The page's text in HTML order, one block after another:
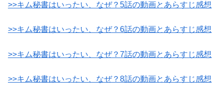
>>キム秘書はいったい、なぜ？5話の動画とあらすじ感想
>>キム秘書はいったい、なぜ？6話の動画とあらすじ感想
>>キム秘書はいったい、なぜ？7話の動画とあらすじ感想
>>キム秘書はいったい、なぜ？8話の動画とあらすじ感想